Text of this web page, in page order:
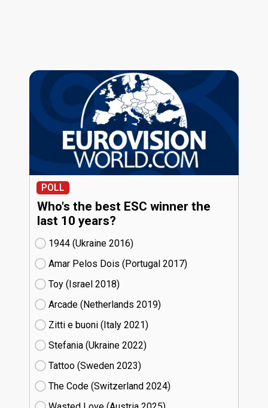
POLL
Who's the best ESC winner the
last 10 years?
1944 (Ukraine
16)
Amar Pelos Dois (Portugal
17)
Toy (Israel
18)
Arcade (Netherlands
19)
Zitti e buoni​ (Italy
21)
Stefania (Ukraine
22)
Tattoo (Sweden
23)
The Code (Switzerland
24)